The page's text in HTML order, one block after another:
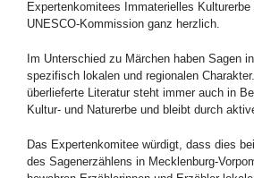
Expertenkomitees Immaterielles
UNESCO-Kommission ganz herzlich.
Im Unterschied zu Märchen haben Sagen
spezifisch lokalen und regionalen
überlieferte Literatur steht immer auch in
Kultur- und Naturerbe und bleibt durch
Das Expertenkomitee würdigt, dass dies
des Sagenerzählens in Mecklenburg-